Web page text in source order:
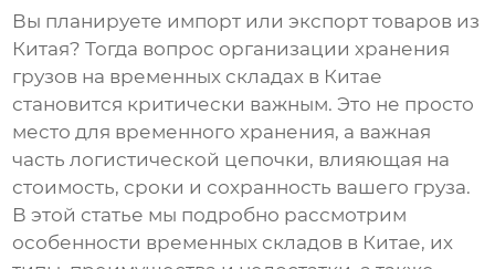
Вы планируете импорт или экспорт товаров из
Китая? Тогда вопрос организациихранения
грузов на временных складах в Китае
становится критически важным. Это не просто
место для временного хранения, а важная
часть логистической цепочки, влияющая на
стоимость, сроки и сохранность вашего груза.
В этой статье мы подробно рассмотрим
особенности временных складов в Китае, их